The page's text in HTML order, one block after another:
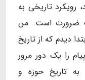
رویکرد تاریخی به
ضرورت است. من
دیدم که از تاریخ
را یک دور مرور
به تاریخ حوزه و